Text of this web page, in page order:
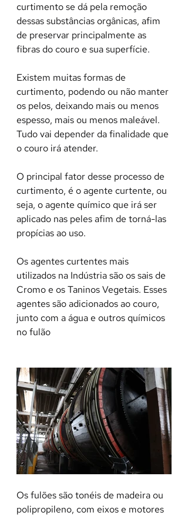
curtimento se dá pela remoção
dessas substâncias orgânicas, afim
de preservar principalmente as
fibras do couro e sua superfície.
Existem muitas formas de
curtimento, podendo ou não manter
os pelos, deixando mais ou menos
espesso, mais ou menos maleável.
Tudo vai depender da finalidade que
o couro irá atender.
O principal fator desse processo de
curtimento, é o agente curtente, ou
seja, o agente químico que irá ser
aplicado nas peles afim de torná-las
propícias ao uso.
Os agentes curtentes mais
utilizados na Indústria são os sais de
Cromo e os Taninos Vegetais. Esses
agentes são adicionados ao couro,
junto com a água e outros químicos
no fulão
Os fulões são tonéis de madeira ou
polipropileno, com eixos e motores